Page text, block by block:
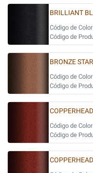
BRILLIANT
Código de
Código de
BRONZE
Código de
Código de
Código de
Código de